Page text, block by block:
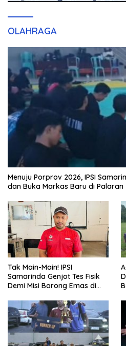
OLAHRAGA
Menuju Porprov 2026, IPSI
dan Buka Markas Baru di Palaran
Tak Main-Main! IPSI
Samarinda Genjot Tes Fisik
Demi Misi Borong Emas di